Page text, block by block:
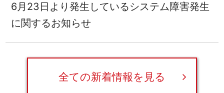
6月23日より発生しているシステム障害発生
に関するお知らせ
全ての新着情報を見る